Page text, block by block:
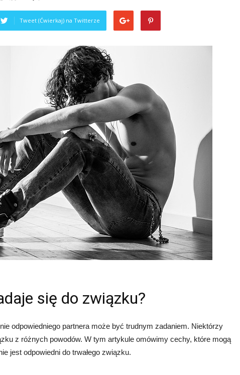
na
Tweet (Ćwierkaj) na Twitterze
się do związku?
odpowiedniego partnera może być trudnym zadaniem. Niektórzy
z różnych powodów. W tym artykule omówimy cechy, które mogą
jest odpowiedni do trwałego związku.